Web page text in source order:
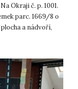
Okraji č. p. 1001.
parc. 1669/8 o
a nádvoří,